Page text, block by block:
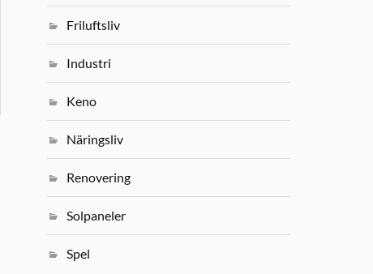
Friluftsliv
Industri
Keno
Näringsliv
Renovering
Solpaneler
Spel